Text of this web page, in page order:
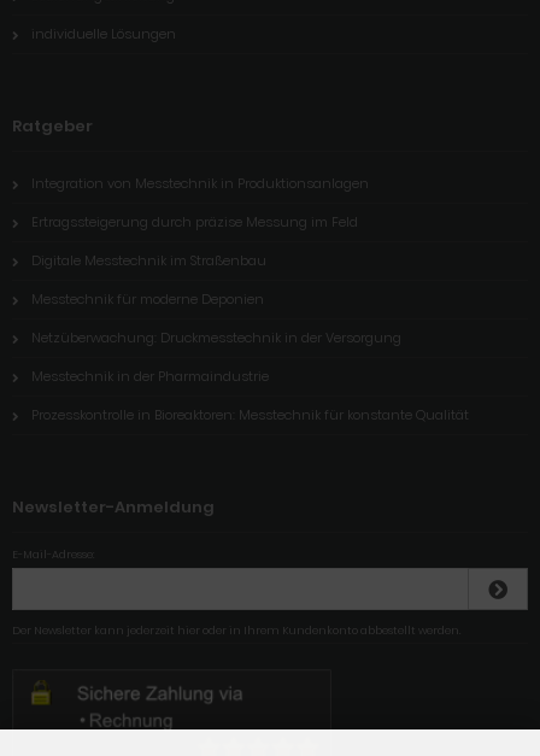
individuelle Lösungen
Ratgeber
Integration von Messtechnik in Produktionsanlagen
Ertragssteigerung durch präzise Messung im Feld
Digitale Messtechnik im Straßenbau
Messtechnik für moderne Deponien
Netzüberwachung: Druckmesstechnik in der Versorgung
Messtechnik in der Pharmaindustrie
Prozesskontrolle in Bioreaktoren: Messtechnik für konstante Qualität
Newsletter-Anmeldung
E-Mail-Adresse:
Der Newsletter kann jederzeit hier oder in Ihrem Kundenkonto abbestellt werden.